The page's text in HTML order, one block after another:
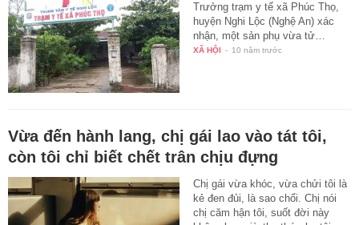
Trưởng trạm y tế xã Phúc Thọ,
huyện Nghi Lộc (Nghệ An) xác
nhận, một sản phụ vừa tử…
XÃ HỘI - 10 năm trước
Vừa đến hành lang, chị gái lao vào tát tôi,
còn tôi chỉ biết chết trân chịu đựng
Chị gái vừa khóc, vừa chửi tôi là
kẻ đen đủi, là sao chổi. Chị nói
chị căm hận tôi, suốt đời này